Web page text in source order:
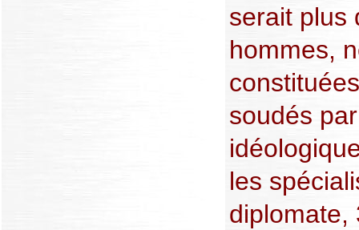
serait plus
hommes,
soudés
les
diplomate,